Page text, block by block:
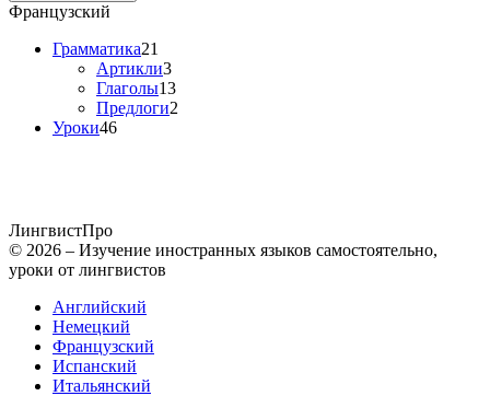
Французский
Грамматика21
Артикли3
Глаголы13
Предлоги2
Уроки46
ЛингвистПро
© 2026 – Изучение иностранных языков самостоятельно,
уроки от лингвистов
Английский
Немецкий
Французский
Испанский
Итальянский